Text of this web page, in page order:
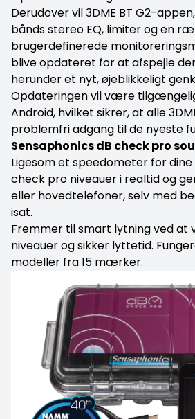
Derudover vil 3DME BT G2-
bånds stereo EQ, limiter og en
brugerdefinerede
blive opdateret for at afspejle
herunder et nyt, øjeblikkeligt
Opdateringen vil være
Android, hvilket sikrer, at alle
problemfri adgang til de nyeste
Sensaphonics dB check pro
Ligesom et speedometer for
check pro niveauer i realtid og
eller hovedtelefoner, selv med
isat.
Fremmer til smart lytning ved at
niveauer og sikker lyttetid.
modeller fra 15 mærker.